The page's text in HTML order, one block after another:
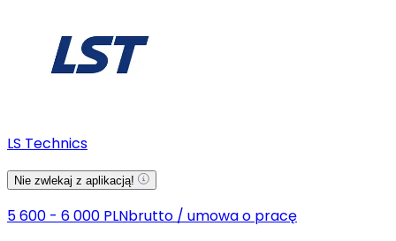
LS Technics
Nie zwlekaj z aplikacją!
5 600 - 6 000 PLNbrutto / umowa o pracę